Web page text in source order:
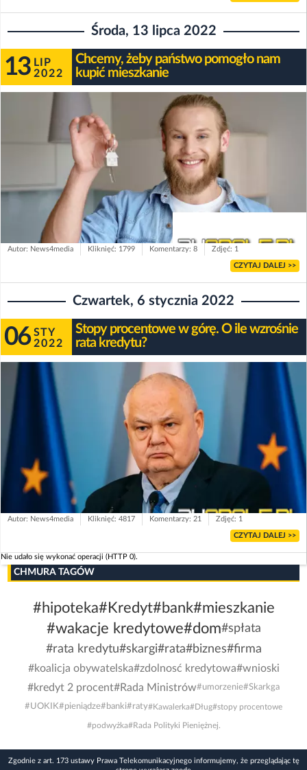
Środa, 13 lipca 2022
13 LIP
2022
Chcemy, żeby państwo pomogło nam
kupić mieszkanie
Autor: News4media Kliknięć: 1799 Komentarzy: 8 Zdjęć: 1
CZYTAJ DALEJ >>
Czwartek, 6 stycznia 2022
06 STY
2022
Stopy procentowe w górę. O ile wzrośnie
rata kredytu?
Autor: News4media Kliknięć: 4817 Komentarzy: 21 Zdjęć: 1
CZYTAJ DALEJ >>
Nie udało się wykonać operacji (HTTP 0).
CHMURA TAGÓW
#hipoteka#Kredyt#bank#mieszkanie
#wakacje kredytowe#dom#spłata
#rata kredytu#skargi#rata#biznes#firma
#koalicja obywatelska#zdolnosć kredytowa#wnioski
#kredyt 2 procent#Rada Ministrów#umorzenie#Skarkga
#UOKIK#pieniądze#banki#raty#Kawalerka#Dług#stopy procentowe
#podwyżka#Rada Polityki Pieniężnej.
Zgodnie z art. 173 ustawy Prawa Telekomunikacyjnego informujemy, że przeglądając tę